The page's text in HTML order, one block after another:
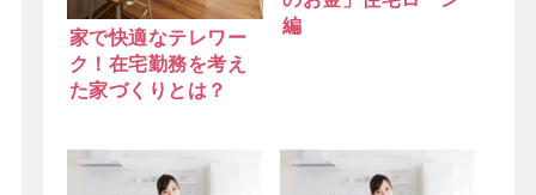
家で快適なテレワー
ク！在宅勤務を考え
た家づくりとは？
編